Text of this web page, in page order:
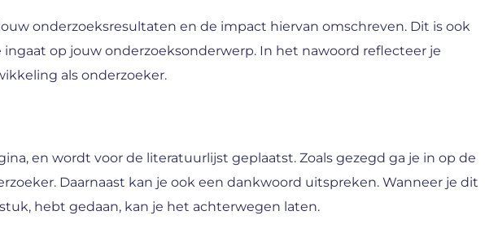
onderzoeksresultaten en de impact hiervan omschreven. Dit is ook
op jouw onderzoeksonderwerp. In het nawoord reflecteer je
als onderzoeker.
en wordt voor de literatuurlijst geplaatst. Zoals gezegd ga je in op de
Daarnaast kan je ook een dankwoord uitspreken. Wanneer je dit
hebt gedaan, kan je het achterwegen laten.